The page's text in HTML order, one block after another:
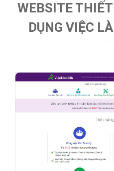
WEBSITE
DỤNG VIỆC